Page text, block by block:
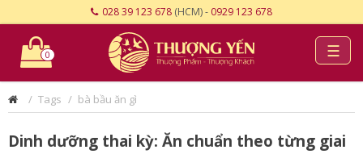
028 39 123 678 (HCM) - 0929 123 678
☰
0
Tags bà bầu ăn gì
Dinh dưỡng thai kỳ: Ăn chuẩn theo từng giai